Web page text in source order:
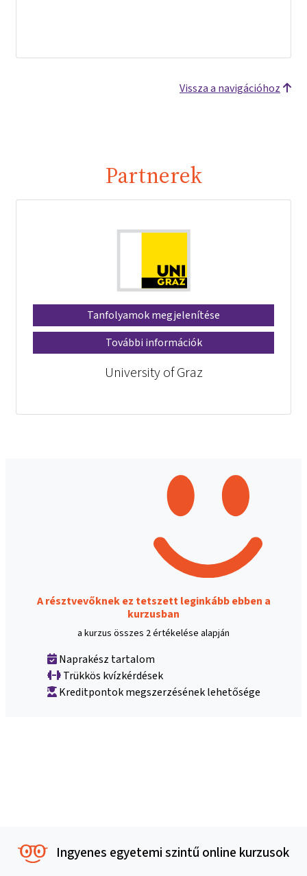
Vissza a navigációhoz
Partnerek
Tanfolyamok megjelenítése
További információk
University of Graz
A résztvevőknek ez tetszett leginkább ebben a
kurzusban
a kurzus összes 2 értékelése alapján
Naprakész tartalom
Trükkös kvízkérdések
Kreditpontok megszerzésének lehetősége
Ingyenes egyetemi szintű online kurzusok